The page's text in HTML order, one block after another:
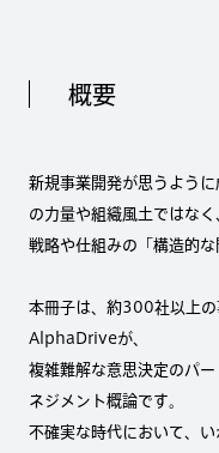
概要
新規事業開発が思うよう
の力量や組織風土ではなく
戦略や仕組みの「構造的な
本冊子は、約300社以上の
AlphaDriveが、
複雑難解な意思決定のパ
ネジメント概論です。
不確実な時代において、